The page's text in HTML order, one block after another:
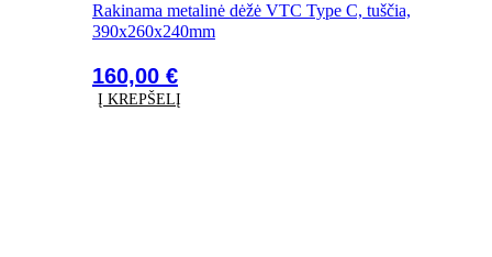
Rakinama metalinė dėžė VTC Type C, tuščia,
390x260x240mm
160,00 €
Į KREPŠELĮ